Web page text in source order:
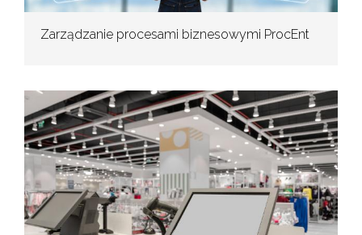
Zarządzanie procesami biznesowymi ProcEnt